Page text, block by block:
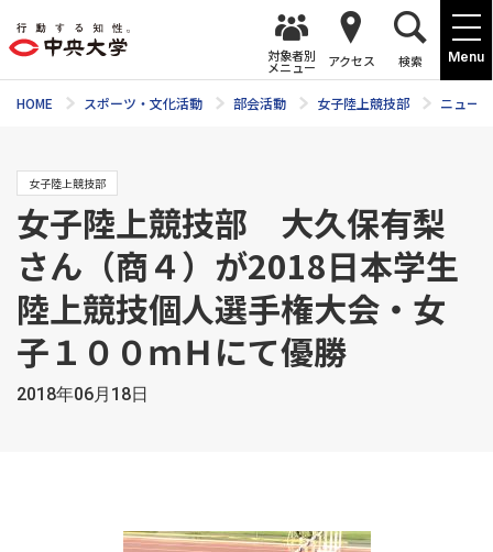
Menu
対象者別
メニュー アクセス 検索
HOME スポーツ・文化活動 部会活動 女子陸上競技部 ニュース
女子陸上競技部
女子陸上競技部 大久保有梨
さん（商４）が2018日本学生
陸上競技個人選手権大会・女
子１００ｍＨにて優勝
2018年06月18日